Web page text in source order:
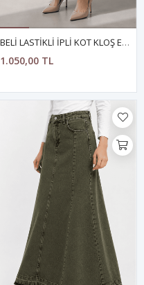
BELİ LASTİKLİ İPLİ KOT KLOŞ ETEK ANTRASİT
1.050,00 TL